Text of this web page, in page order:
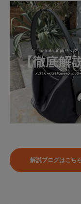
解説ブログはこち